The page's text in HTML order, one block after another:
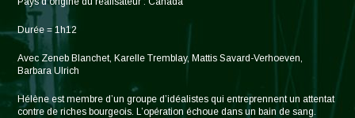
Durée = 1h12
Avec Zeneb Blanchet, Karelle Tremblay, Mattis Savard-Verhoeven,
Barbara Ulrich
Hélène est membre d’un groupe d’idéalistes qui entreprennent un attentat
contre de riches bourgeois. L’opération échoue dans un bain de sang.